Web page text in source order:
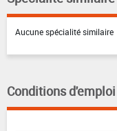
Aucune spécialité similaire
Conditions